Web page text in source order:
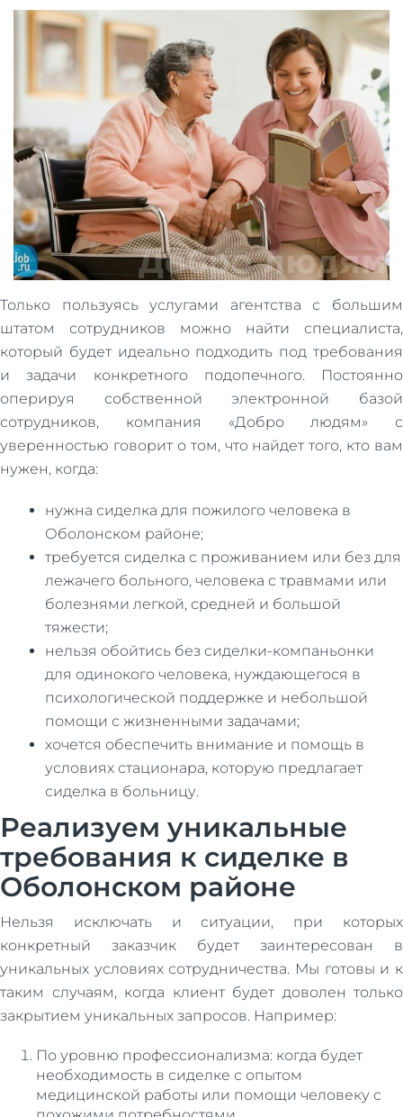
Только пользуясь услугами агентства с большим
штатом сотрудников можно найти специалиста,
который будет идеально подходить под требования
и задачи конкретного подопечного. Постоянно
оперируя собственной электронной базой
сотрудников, компания «Добро людям» с
уверенностью говорит о том, что найдет того, кто вам
нужен, когда:
нужна сиделка для пожилого человека в
Оболонском районе;
требуется сиделка с проживанием или без для
лежачего больного, человека с травмами или
болезнями легкой, средней и большой
тяжести;
нельзя обойтись без сиделки-компаньонки
для одинокого человека, нуждающегося в
психологической поддержке и небольшой
помощи с жизненными задачами;
хочется обеспечить внимание и помощь в
условиях стационара, которую предлагает
сиделка в больницу.
Реализуем уникальные
требования к сиделке в
Оболонском районе
Нельзя исключать и ситуации, при которых
конкретный заказчик будет заинтересован в
уникальных условиях сотрудничества. Мы готовы и к
таким случаям, когда клиент будет доволен только
закрытием уникальных запросов. Например:
По уровню профессионализма: когда будет
необходимость в сиделке с опытом
медицинской работы или помощи человеку с